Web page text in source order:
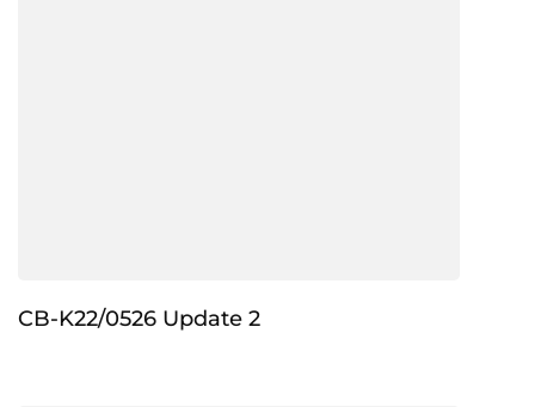
CB-K22/0526 Update 2